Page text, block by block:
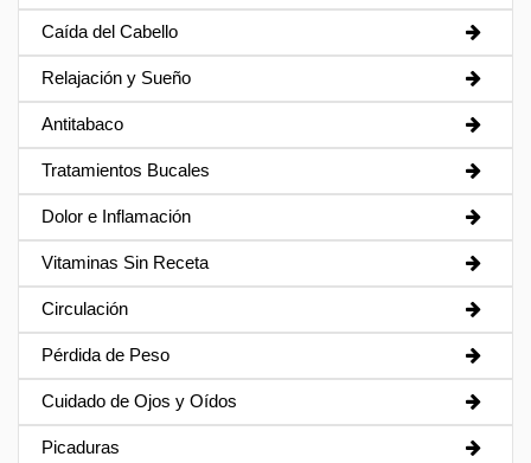
Caída del Cabello
Relajación y Sueño
Antitabaco
Tratamientos Bucales
Dolor e Inflamación
Vitaminas Sin Receta
Circulación
Pérdida de Peso
Cuidado de Ojos y Oídos
Picaduras